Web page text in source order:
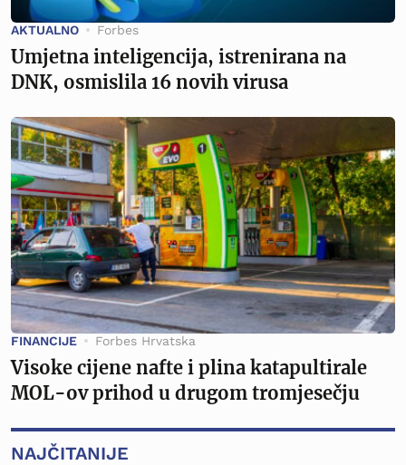
AKTUALNO Forbes
Umjetna inteligencija, istrenirana na
DNK, osmislila 16 novih virusa
FINANCIJE Forbes Hrvatska
Visoke cijene nafte i plina katapultirale
MOL-ov prihod u drugom tromjesečju
NAJČITANIJE